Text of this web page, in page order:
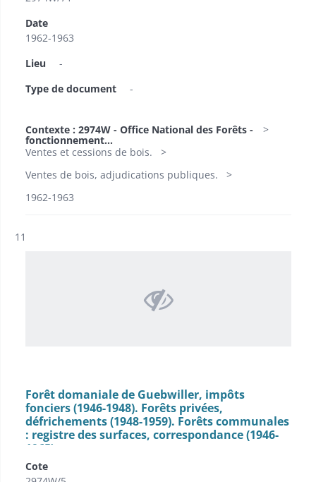
Date
1962-1963
Lieu
-
Type de document
-
Contexte : 2974W - Office National des Forêts -
fonctionnement...
Ventes et cessions de bois.
Ventes de bois, adjudications publiques.
1962-1963
Résultat n°
11
Forêt domaniale de Guebwiller, impôts
fonciers (1946-1948). Forêts privées,
défrichements (1948-1959). Forêts communales
: registre des surfaces, correspondance (1946-
1965).
Cote